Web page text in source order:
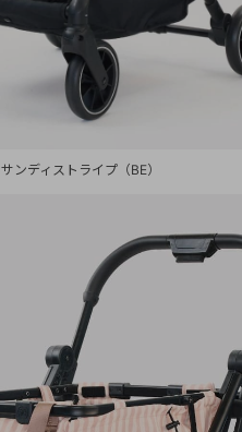
サンディストライプ（BE）